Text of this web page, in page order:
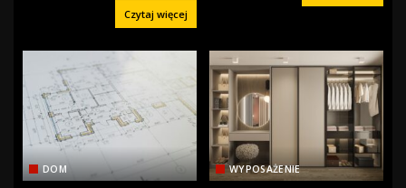
Czytaj więcej
DOM WYPOSAŻENIE